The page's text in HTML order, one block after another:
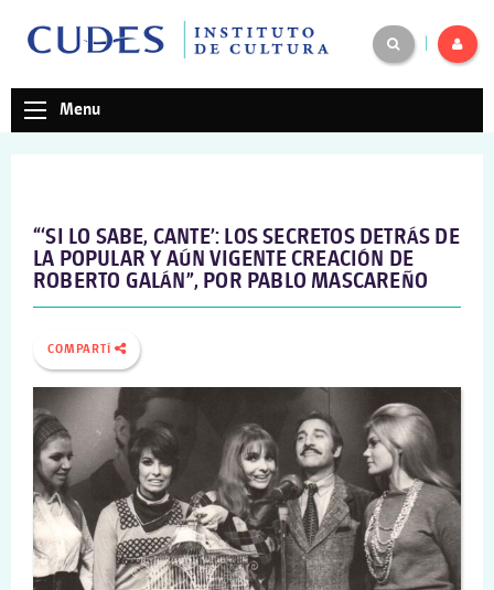
Menu
“‘SI LO SABE, CANTE’: LOS SECRETOS DETRÁS DE
LA POPULAR Y AÚN VIGENTE CREACIÓN DE
ROBERTO GALÁN”, POR PABLO MASCAREÑO
COMPARTÍ